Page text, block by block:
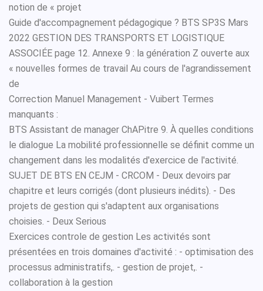
notion de « projet
Guide d'accompagnement pédagogique ? BTS SP3S Mars
2022 GESTION DES TRANSPORTS ET LOGISTIQUE
ASSOCIÉE page 12. Annexe 9 : la génération Z ouverte aux
« nouvelles formes de travail Au cours de l'agrandissement
de
Correction Manuel Management - Vuibert Termes
manquants :
BTS Assistant de manager ChAPitre 9. À quelles conditions
le dialogue La mobilité professionnelle se définit comme un
changement dans les modalités d'exercice de l'activité.
SUJET DE BTS EN CEJM - CRCOM - Deux devoirs par
chapitre et leurs corrigés (dont plusieurs inédits). - Des
projets de gestion qui s'adaptent aux organisations
choisies. - Deux Serious
Exercices controle de gestion Les activités sont
présentées en trois domaines d'activité : - optimisation des
processus administratifs,. - gestion de projet,. -
collaboration à la gestion